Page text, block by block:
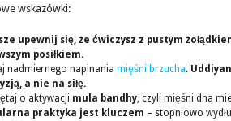
wskazówki:
upewnij się, że ćwiczysz z pustym
posiłkiem.
nadmiernego napinania mięśni brzucha.
a nie na siłę.
o aktywacji mula bandhy, czyli mięśni dna
praktyka jest kluczem – stopniowo